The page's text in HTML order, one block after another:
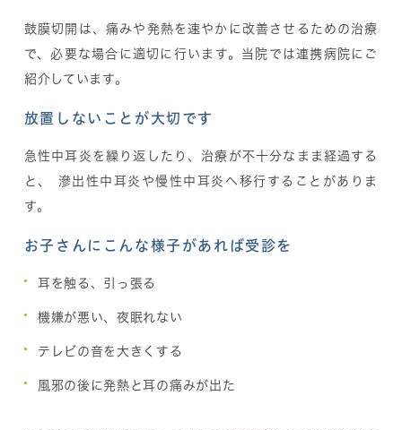
鼓膜切開は、痛みや発熱を速やかに改善させるための治療
で、必要な場合に適切に行います。当院では連携病院にご
紹介しています。
放置しないことが大切です
急性中耳炎を繰り返したり、治療が不十分なまま経過する
と、 滲出性中耳炎や慢性中耳炎へ移行することがありま
す。
お子さんにこんな様子があれば受診を
耳を触る、引っ張る
機嫌が悪い、夜眠れない
テレビの音を大きくする
風邪の後に発熱と耳の痛みが出た